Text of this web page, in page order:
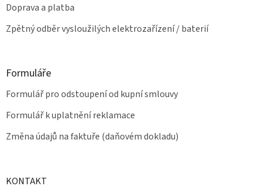
Doprava a platba
Zpětný odběr vysloužilých elektrozařízení / baterií
Formuláře
Formulář pro odstoupení od kupní smlouvy
Formulář k uplatnění reklamace
Změna údajů na faktuře (daňovém dokladu)
KONTAKT